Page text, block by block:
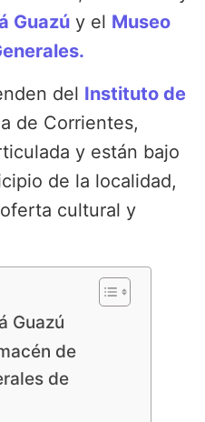
Guazúy el Museo
del Instituto de
de Corrientes,
y están bajo
de la localidad,
cultural y
Guazú
de
de